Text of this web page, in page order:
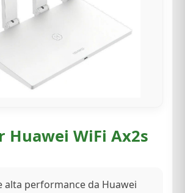
Huawei WiFi Ax2s
alta performance da Huawei